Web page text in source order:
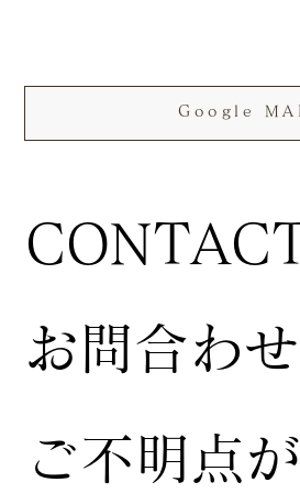
お問合わせ
ご不明点
Google